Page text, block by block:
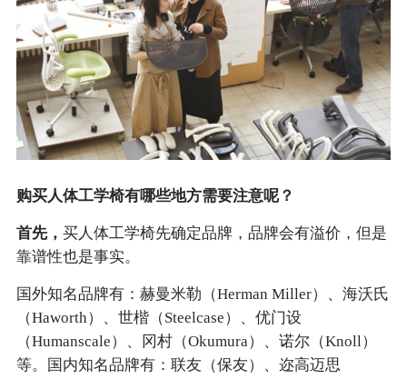
购买人体工学椅有哪些地方需要注意呢？
首先， 买人体工学椅先确定品牌，品牌会有溢价，但是
靠谱性也是事实。
国外知名品牌有：赫曼米勒（Herman Miller）、海沃氏
（Haworth）、世楷（Steelcase）、优门设
（Humanscale）、冈村（Okumura）、诺尔（Knoll）
等。国内知名品牌有：联友（保友）、迩高迈思